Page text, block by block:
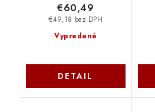
Vypredané
€49,18 bez DPH
€60,49
DETAIL